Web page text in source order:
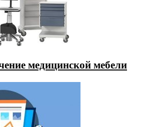
медицинской мебели